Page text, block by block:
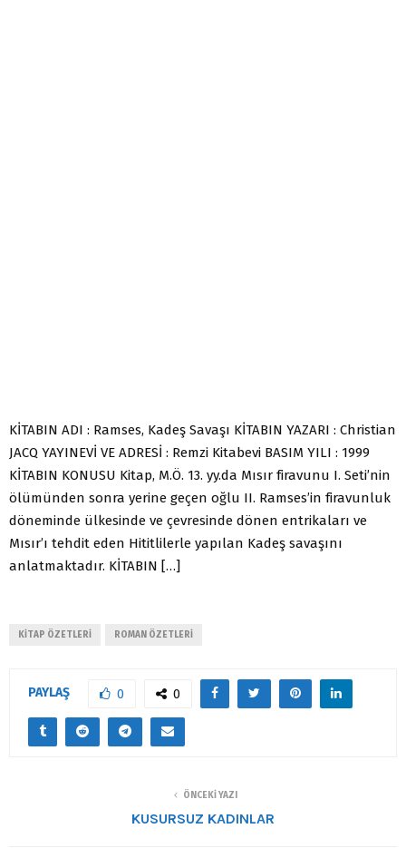
KİTABIN ADI : Ramses, Kadeş Savaşı KİTABIN YAZARI : Christian
JACQ YAYINEVİ VE ADRESİ : Remzi Kitabevi BASIM YILI : 1999
KİTABIN KONUSU Kitap, M.Ö. 13. yy.da Mısır firavunu I. Seti’nin
ölümünden sonra yerine geçen oğlu II. Ramses’in firavunluk
döneminde ülkesinde ve çevresinde dönen entrikaları ve
Mısır’ı tehdit eden Hititlilerle yapılan Kadeş savaşını
anlatmaktadır. KİTABIN […]
KITAP ÖZETLERI ROMAN ÖZETLERI
PAYLAŞ 0 0
ÖNCEKI YAZI
KUSURSUZ KADINLAR